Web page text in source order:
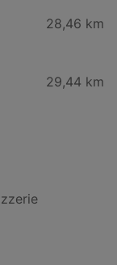
28,46 km
29,44 km